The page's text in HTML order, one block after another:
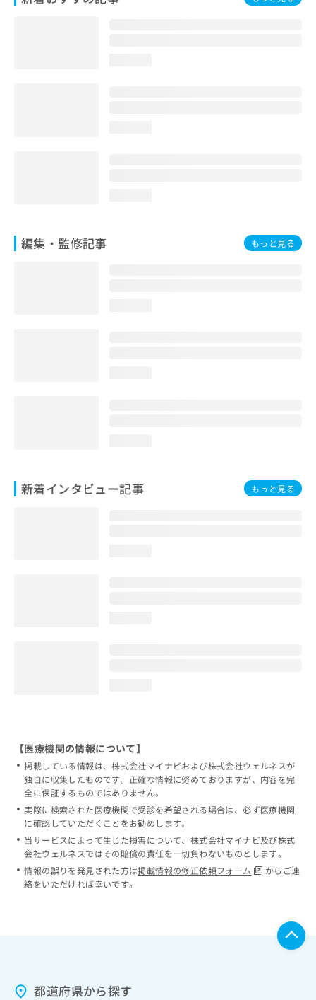
編集・監修記事 もっと見る
新着インタビュー記事 もっと見る
【医療機関の情報について】
掲載している情報は、株式会社マイナビおよび株式会社ウェルネスが
独自に収集したものです。正確な情報に努めておりますが、内容を完
全に保証するものではありません。
実際に検索された医療機関で受診を希望される場合は、必ず医療機関
に確認していただくことをお勧めします。
当サービスによって生じた損害について、株式会社マイナビ及び株式
会社ウェルネスではその賠償の責任を一切負わないものとします。
情報の誤りを発見された方は掲載情報の修正依頼フォーム
からご連
絡をいただければ幸いです。
都道府県から探す